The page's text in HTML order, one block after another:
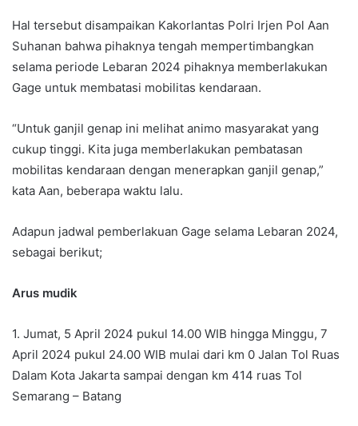
Hal tersebut disampaikan Kakorlantas Polri Irjen Pol Aan
Suhanan bahwa pihaknya tengah mempertimbangkan
selama periode Lebaran 2024 pihaknya memberlakukan
Gage untuk membatasi mobilitas kendaraan.
“Untuk ganjil genap ini melihat animo masyarakat yang
cukup tinggi. Kita juga memberlakukan pembatasan
mobilitas kendaraan dengan menerapkan ganjil genap,”
kata Aan, beberapa waktu lalu.
Adapun jadwal pemberlakuan Gage selama Lebaran 2024,
sebagai berikut;
Arus mudik
1. Jumat, 5 April 2024 pukul 14.00 WIB hingga Minggu, 7
April 2024 pukul 24.00 WIB mulai dari km 0 Jalan Tol Ruas
Dalam Kota Jakarta sampai dengan km 414 ruas Tol
Semarang – Batang